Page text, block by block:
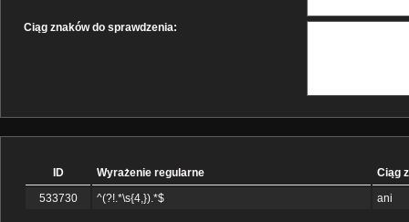
Ciąg znaków do sprawdzenia:
ID Wyrażenie regularne
Ciąg
533730
^(?!.*\s{4,}).*$ ani